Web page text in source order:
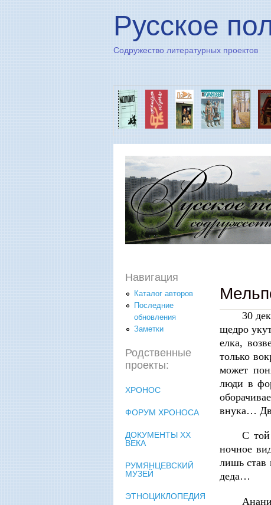
Русское
Содружество литературных проектов
30
щедро
елка,
только
может
люди в
внука…
С той
ночное
лишь став
деда…
Навигация
Каталог авторов
Последние
обновления
Заметки
Родственные
проекты:
ХРОНОС
ФОРУМ ХРОНОСА
ДОКУМЕНТЫ XX
ВЕКА
РУМЯНЦЕВСКИЙ
МУЗЕЙ
ЭТНОЦИКЛОПЕДИЯ